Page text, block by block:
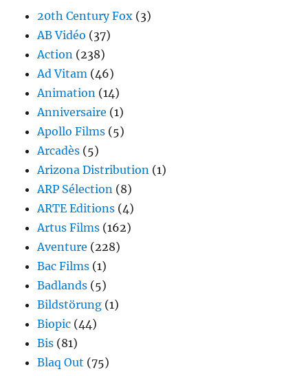
20th Century Fox (3)
AB Vidéo (37)
Action (238)
Ad Vitam (46)
Animation (14)
Anniversaire (1)
Apollo Films (5)
Arcadès (5)
Arizona Distribution (1)
ARP Sélection (8)
ARTE Editions (4)
Artus Films (162)
Aventure (228)
Bac Films (1)
Badlands (5)
Bildstörung (1)
Biopic (44)
Bis (81)
Blaq Out (75)